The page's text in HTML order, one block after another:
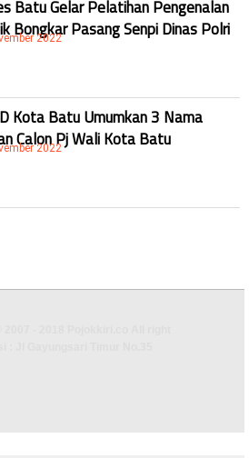
Batu Gelar Pelatihan Pengenalan
Bongkar Pasang Senpi Dinas Polri
2022
Kota Batu Umumkan 3 Nama
Calon Pj Wali Kota Batu
2022